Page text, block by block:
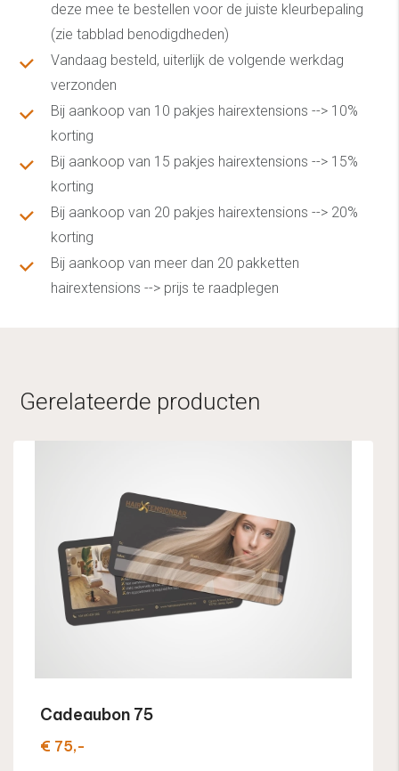
deze mee te bestellen voor de juiste kleurbepaling
(zie tabblad benodigdheden)
Vandaag besteld, uiterlijk de volgende werkdag
verzonden
Bij aankoop van 10 pakjes hairextensions --> 10%
korting
Bij aankoop van 15 pakjes hairextensions --> 15%
korting
Bij aankoop van 20 pakjes hairextensions --> 20%
korting
Bij aankoop van meer dan 20 pakketten
hairextensions --> prijs te raadplegen
Gerelateerde producten
Cadeaubon 75
€ 75,-